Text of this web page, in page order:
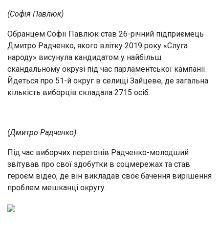
(Софія Павлюк)
Обранцем Софії Павлюк став 26-річний підприємець
Дмитро Радченко, якого влітку 2019 року «Слуга
народу» висунула кандидатом у найбільш
скандальному окрузі під час парламентської кампанії.
Йдеться про 51-й округ в селищі Зайцеве, де загальна
кількість виборців складала 2715 осіб.
(Дмитро Радченко)
Під час виборчих перегонів Радченко-молодший
звітував про свої здобутки в соцмережах та став
героєм відео, де він викладав своє бачення вирішення
проблем мешканці округу.